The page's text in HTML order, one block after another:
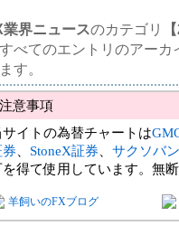
業界ニュースのカテゴリ
べてのエントリのアー
す。
サイトの為替チャートは
StoneX証券
サクソバ
を得て使用しています。無
羊飼いのFXブログ